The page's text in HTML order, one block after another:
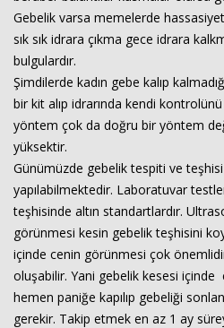
Gebelik varsa memelerde
sık sık idrara çıkma gece idrara
bulgulardır.
Şimdilerde kadın gebe kalıp
bir kit alıp idrarında kendi
yöntem çok da doğru bir yöntem
yüksektir.
Günümüzde gebelik tespiti ve
yapılabilmektedir. Laboratuvar
teşhisinde altın standartlardır.
görünmesi kesin gebelik teşhisini
içinde cenin görünmesi çok
oluşabilir. Yani gebelik kesesi
hemen paniğe kapılıp gebeliği
gerekir. Takip etmek en az 1 ay